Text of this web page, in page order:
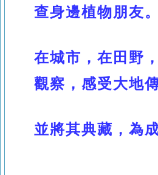
查身邊植物朋友。
在城市 ，在田野
觀察 ，感受大地
並將其典藏 ， 為